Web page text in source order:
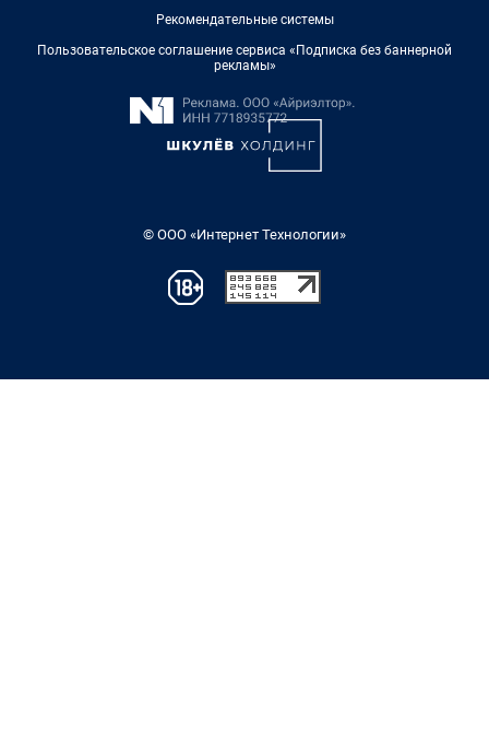
Рекомендательные системы
Пользовательское соглашение сервиса «Подписка без баннерной
рекламы»
© ООО «Интернет Технологии»